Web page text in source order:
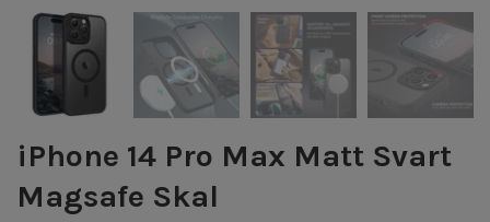
iPhone 14 Pro Max Matt Svart
Magsafe Skal